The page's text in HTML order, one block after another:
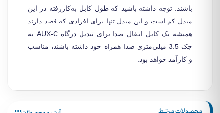
باشند. توجه داشته باشید که طول کابل به‌کاررفته در این
مبدل کم است و این مبدل تنها برای افرادی که قصد دارند
همیشه یک کابل انتقال صدا برای تبدیل درگاه AUX-C به
جک 3.5 میلی‌متری صدا همراه خود داشته باشند، مناسب
و کارآمد خواهد بود.